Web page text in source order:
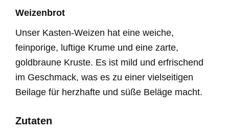
Weizenbrot
Unser Kasten-Weizen hat eine weiche,
feinporige, luftige Krume und eine zarte,
goldbraune Kruste. Es ist mild und erfrischend
im Geschmack, was es zu einer vielseitigen
Beilage für herzhafte und süße Beläge macht.
Zutaten